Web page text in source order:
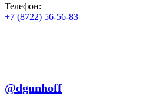
Телефон:
+7 (8722) 56-56-83
@dgunhoff